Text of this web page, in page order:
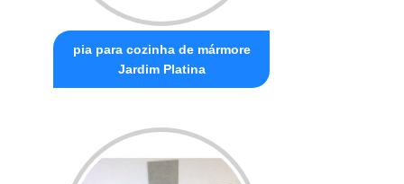
pia para cozinha de mármore
Jardim Platina